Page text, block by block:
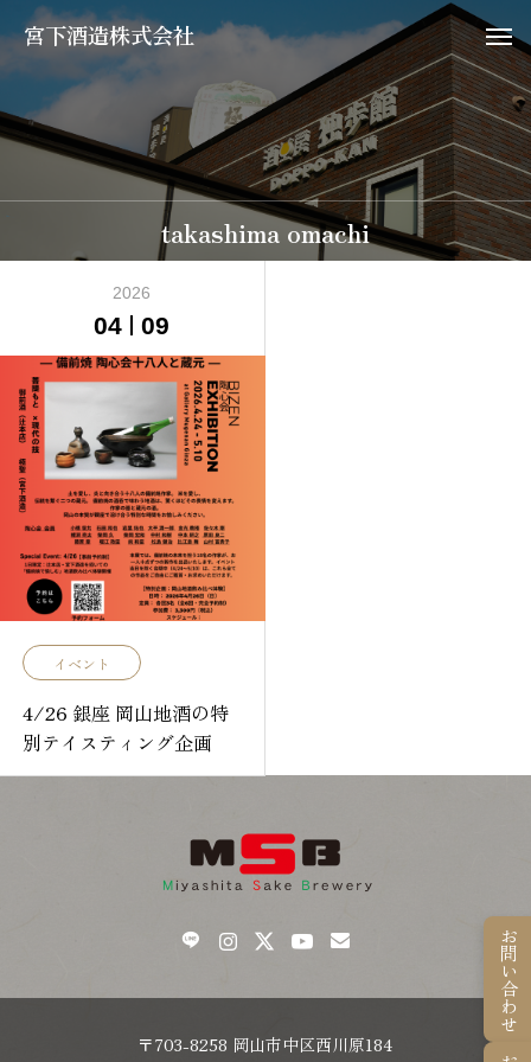
宮下酒造株式会社
takashima omachi
2026
04 09
イベント
4/26 銀座 岡山地酒の特
別テイスティング企画
〒703-8258 岡山市中区西川原184
お問い合わせ